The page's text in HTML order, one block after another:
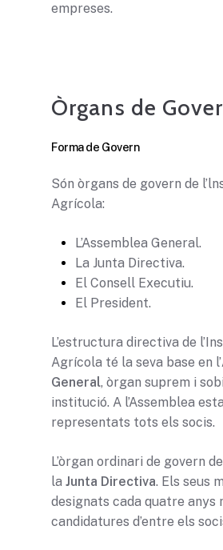
empreses.
Òrgans de
Forma de Govern
Són òrgans de govern de
Agrícola:
L’Assemblea General.
La Junta Directiva.
El Consell Executiu.
El President.
L’estructura directiva de
Agrícola té la seva base en l’
General, òrgan suprem i
institució. A l’Assemblea
representats tots els socis.
L’òrgan ordinari de govern
la Junta Directiva. Els seus
designats cada quatre anys
candidatures d’entre els